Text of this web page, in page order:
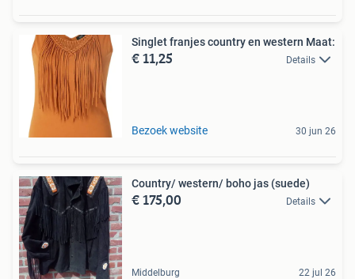
Singlet franjes country en western Maat:
€ 11,25 Details
Bezoek website 30 jun 26
Country/ western/ boho jas (suede)
€ 175,00 Details
Middelburg 22 jul 26